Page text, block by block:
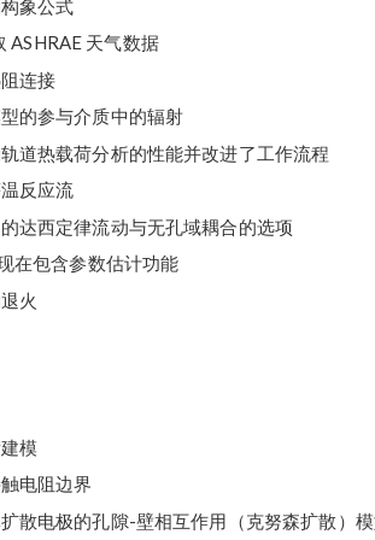
象公式
ASHRAE 天气数据
连接
的参与介质中的辐射
道热载荷分析的性能并改进了工作流程
反应流
达西定律流动与无孔域耦合的选项
在包含参数估计功能
火
模
电阻边界
散电极的孔隙-壁相互作用（克努森扩散）